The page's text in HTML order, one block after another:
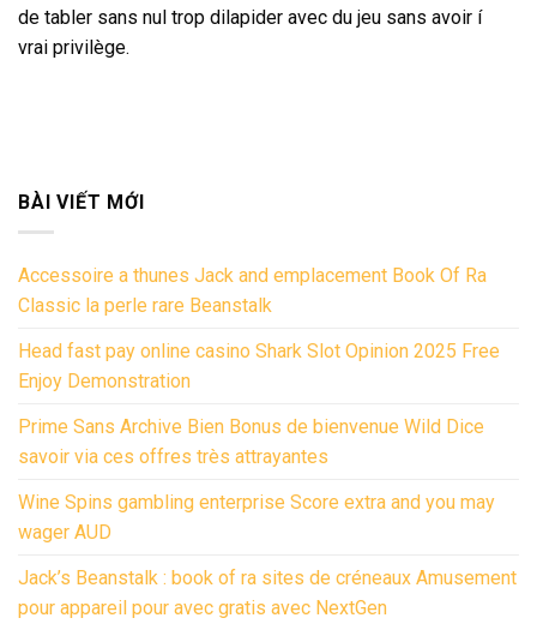
de tabler sans nul trop dilapider avec du jeu sans avoir í
vrai privilège.
BÀI VIẾT MỚI
Accessoire a thunes Jack and emplacement Book Of Ra
Classic la perle rare Beanstalk
Head fast pay online casino Shark Slot Opinion 2025 Free
Enjoy Demonstration
Prime Sans Archive Bien Bonus de bienvenue Wild Dice
savoir via ces offres très attrayantes
Wine Spins gambling enterprise Score extra and you may
wager AUD
Jack’s Beanstalk : book of ra sites de créneaux Amusement
pour appareil pour avec gratis avec NextGen